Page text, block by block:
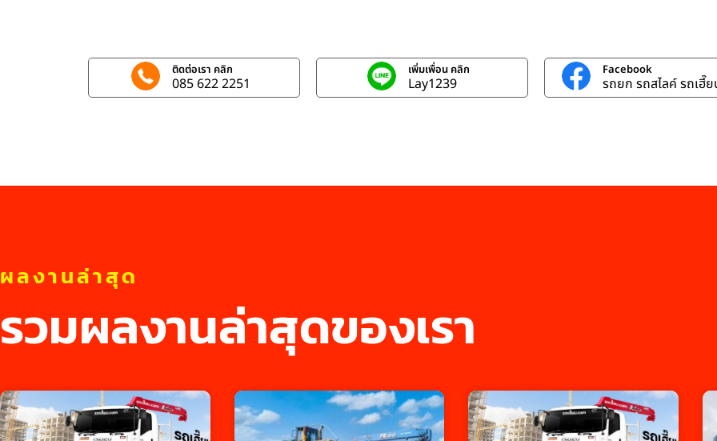
ติดต่อเรา คลิก
085 622 2251
เพิ่มเพื่อน คลิก
Lay1239
Facebook
รถยก รถสไลค์ รถเฮี๊ย
ผลงานล่าสุด
รวมผลงานล่าสุดของเรา